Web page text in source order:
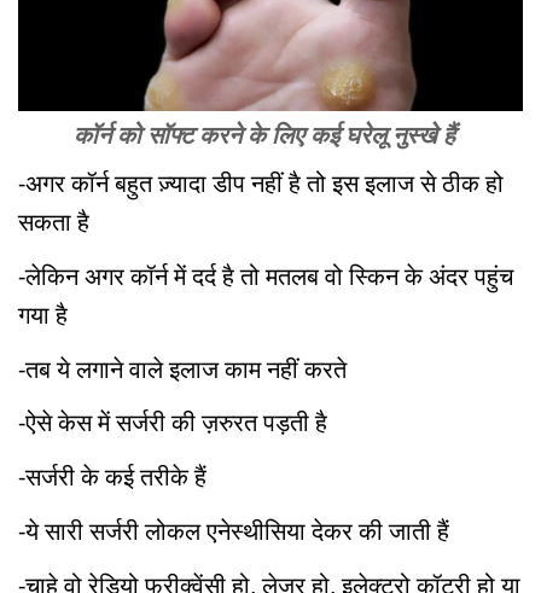
कॉर्न को सॉफ्ट करने के लिए कई घरेलू नुस्खे हैं
-अगर कॉर्न बहुत ज़्यादा डीप नहीं है तो इस इलाज से ठीक हो
सकता है
-लेकिन अगर कॉर्न में दर्द है तो मतलब वो स्किन के अंदर पहुंच
गया है
-तब ये लगाने वाले इलाज काम नहीं करते
-ऐसे केस में सर्जरी की ज़रुरत पड़ती है
-सर्जरी के कई तरीके हैं
-ये सारी सर्जरी लोकल एनेस्थीसिया देकर की जाती हैं
-चाहे वो रेडियो फ्रीक्वेंसी हो, लेज़र हो, इलेक्ट्रो कॉटरी हो या